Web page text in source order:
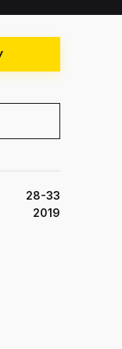
28-33
2019